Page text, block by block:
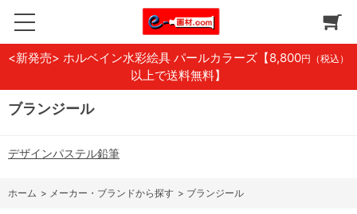
<新発売> ホルベイン水彩絵具 パールカラーズ 【8,800円（税込）
以上で送料無料】
ブランジール
デザインパステル鉛筆
ホーム > メーカー・ブランドから探す > ブランジール